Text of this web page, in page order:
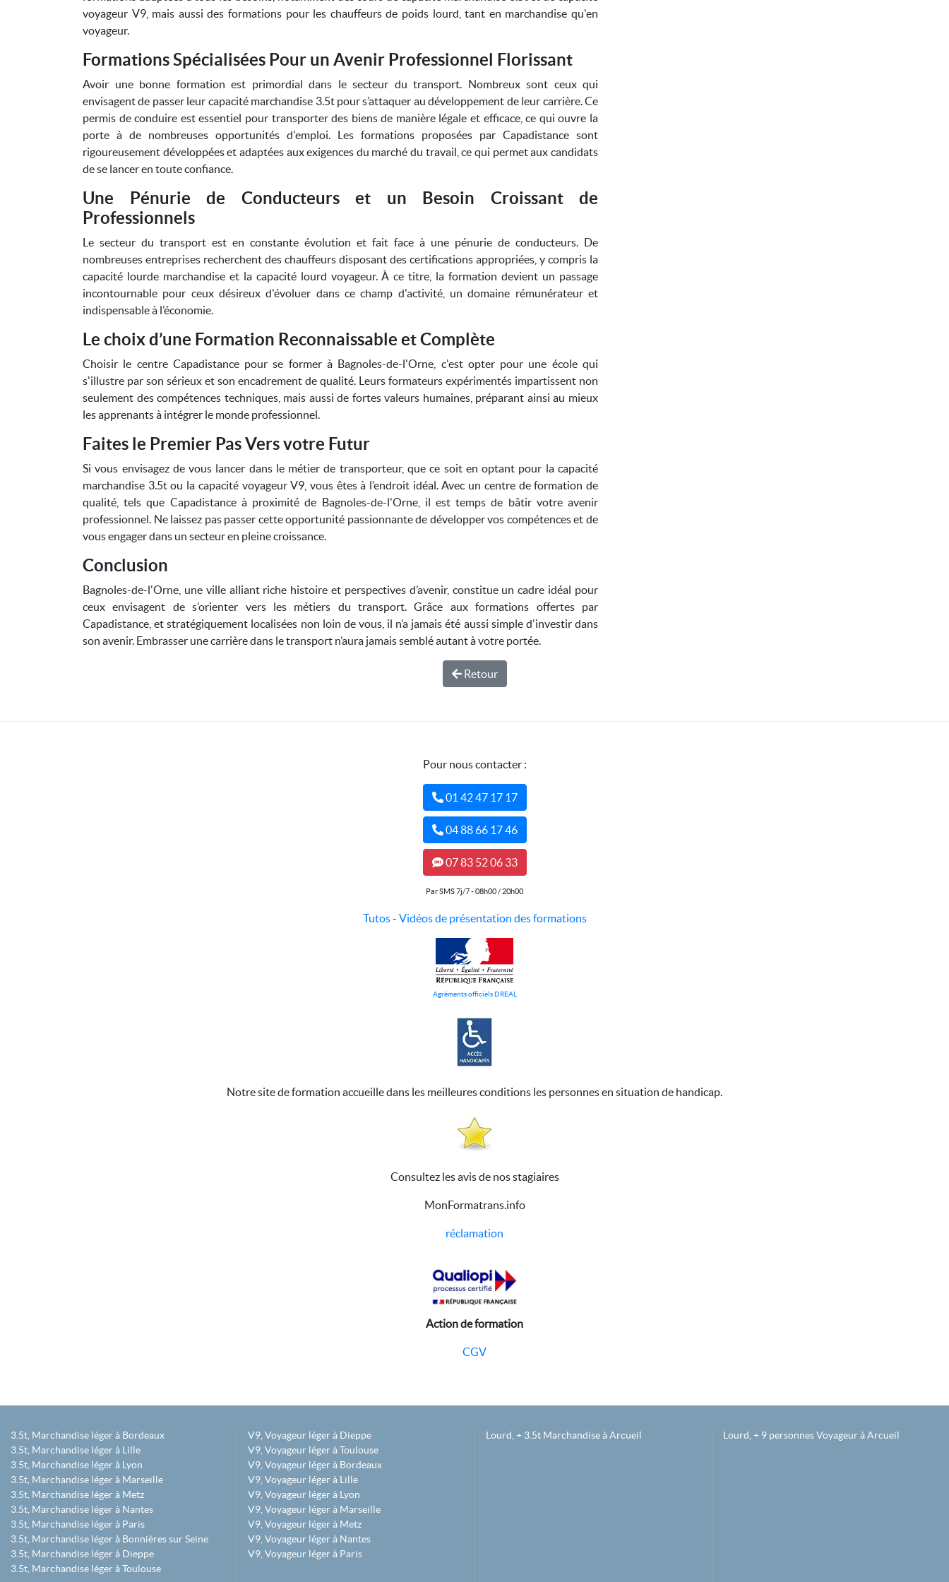
voyageur V9, mais aussi des formations pour les chauffeurs de poids lourd, tant en marchandise qu'en
voyageur.
Formations Spécialisées Pour un Avenir Professionnel Florissant
Avoir une bonne formation est primordial dans le secteur du transport. Nombreux sont ceux qui
envisagent de passer leur capacité marchandise 3.5t pour s’attaquer au développement de leur carrière. Ce
permis de conduire est essentiel pour transporter des biens de manière légale et efficace, ce qui ouvre la
porte à de nombreuses opportunités d'emploi. Les formations proposées par Capadistance sont
rigoureusement développées et adaptées aux exigences du marché du travail, ce qui permet aux candidats
de se lancer en toute confiance.
Une Pénurie de Conducteurs et un Besoin Croissant de
Professionnels
Le secteur du transport est en constante évolution et fait face à une pénurie de conducteurs. De
nombreuses entreprises recherchent des chauffeurs disposant des certifications appropriées, y compris la
capacité lourde marchandise et la capacité lourd voyageur. À ce titre, la formation devient un passage
incontournable pour ceux désireux d'évoluer dans ce champ d'activité, un domaine rémunérateur et
indispensable à l’économie.
Le choix d’une Formation Reconnaissable et Complète
Choisir le centre Capadistance pour se former à Bagnoles-de-l'Orne, c'est opter pour une école qui
s'illustre par son sérieux et son encadrement de qualité. Leurs formateurs expérimentés impartissent non
seulement des compétences techniques, mais aussi de fortes valeurs humaines, préparant ainsi au mieux
les apprenants à intégrer le monde professionnel.
Faites le Premier Pas Vers votre Futur
Si vous envisagez de vous lancer dans le métier de transporteur, que ce soit en optant pour la capacité
marchandise 3.5t ou la capacité voyageur V9, vous êtes à l’endroit idéal. Avec un centre de formation de
qualité, tels que Capadistance à proximité de Bagnoles-de-l'Orne, il est temps de bâtir votre avenir
professionnel. Ne laissez pas passer cette opportunité passionnante de développer vos compétences et de
vous engager dans un secteur en pleine croissance.
Conclusion
Bagnoles-de-l'Orne, une ville alliant riche histoire et perspectives d’avenir, constitue un cadre idéal pour
ceux envisagent de s’orienter vers les métiers du transport. Grâce aux formations offertes par
Capadistance, et stratégiquement localisées non loin de vous, il n’a jamais été aussi simple d'investir dans
son avenir. Embrasser une carrière dans le transport n’aura jamais semblé autant à votre portée.
Retour
Pour nous contacter :
01 42 47 17 17
04 88 66 17 46
07 83 52 06 33
Par SMS 7j/7 - 08h00 / 20h00
Tutos- Vidéos de présentation des formations
Agréments officiels DREAL
Notre site de formation accueille dans les meilleures conditions les personnes en situation de handicap.
Consultez les avis de nos stagiaires
MonFormatrans.info
réclamation
Action de formation
CGV
3.5t, Marchandise léger à Bordeaux
3.5t, Marchandise léger à Lille
3.5t, Marchandise léger à Lyon
3.5t, Marchandise léger à Marseille
3.5t, Marchandise léger à Metz
3.5t, Marchandise léger à Nantes
3.5t, Marchandise léger à Paris
3.5t, Marchandise léger à Bonnières sur Seine
3.5t, Marchandise léger à Dieppe
3.5t, Marchandise léger à Toulouse
V9, Voyageur léger à Dieppe
V9, Voyageur léger à Toulouse
V9, Voyageur léger à Bordeaux
V9, Voyageur léger à Lille
V9, Voyageur léger à Lyon
V9, Voyageur léger à Marseille
V9, Voyageur léger à Metz
V9, Voyageur léger à Nantes
V9, Voyageur léger à Paris
Lourd, + 3.5t Marchandise à Arcueil Lourd, + 9 personnes Voyageur à Arcueil